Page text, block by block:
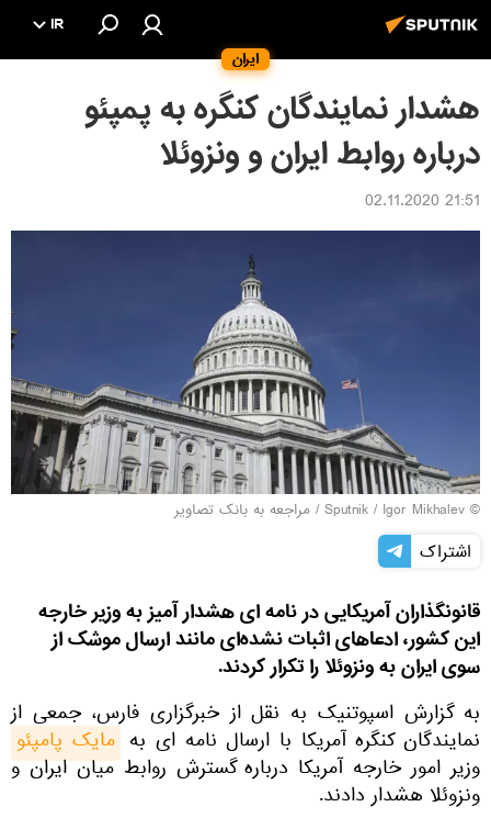
ایران
IR
هشدار نمایندگان کنگره به پمپئو
درباره روابط ایران و ونزوئلا
21:51 02.11.2020
© Sputnik / Igor Mikhalev
/ مراجعه به بانک تصاویر
اشتراک
قانونگذاران آمریکایی در نامه ای هشدار آمیز به وزیر خارجه
این کشور، ادعاهای اثبات ‌نشده‌ای مانند ارسال موشک از
سوی ایران به ونزوئلا را تکرار کردند.
به گزارش اسپوتنیک به نقل از خبرگزاری فارس، جمعی از
نمایندگان کنگره آمریکا با ارسال نامه ‌ای به مایک پامپئو
وزیر امور خارجه آمریکا درباره گسترش روابط میان ایران و
ونزوئلا هشدار دادند.